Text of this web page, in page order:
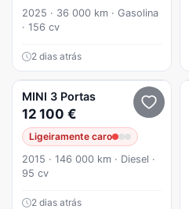
2025 · 36 000 km · Gasolina
· 156 cv
2 dias atrás
MINI 3 Portas
12 100 €
Ligeiramente caro
2015 · 146 000 km · Diesel ·
95 cv
2 dias atrás